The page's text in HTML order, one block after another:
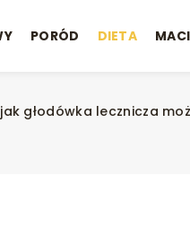
PORÓD DIETA
głodówka lecznicza